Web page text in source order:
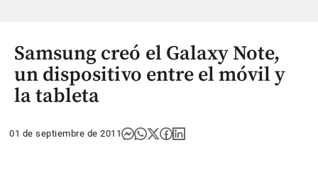
Samsung creó el Galaxy Note,
un dispositivo entre el móvil y
la tableta
01 de septiembre de 2011